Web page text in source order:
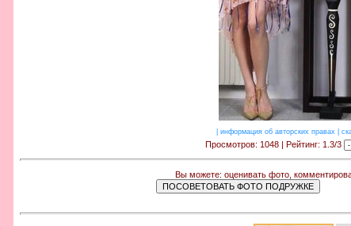
информация об авторских правах
Просмотров: 1048 | Рейтинг: 1.3/3
Вы можете: оценивать фото,